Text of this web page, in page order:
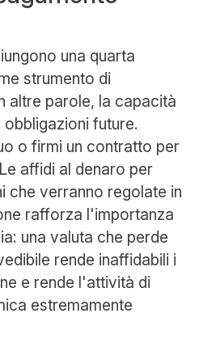
una quarta
strumento di
altre parole, la capacità
future.
o firmi un contratto per
affidi al denaro per
che verranno regolate in
rafforza l'importanza
una valuta che perde
rende inaffidabili i
e rende l'attività di
estremamente